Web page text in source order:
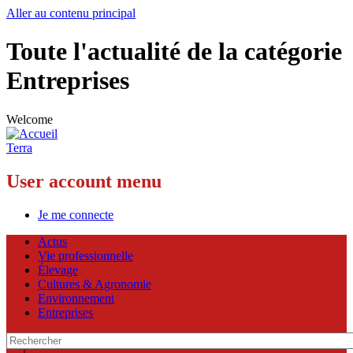
Aller au contenu principal
Toute l'actualité de la catégorie
Entreprises
Welcome
Terra
User account menu
Je me connecte
Actus
Vie professionnelle
Élevage
Cultures & Agronomie
Environnement
Entreprises